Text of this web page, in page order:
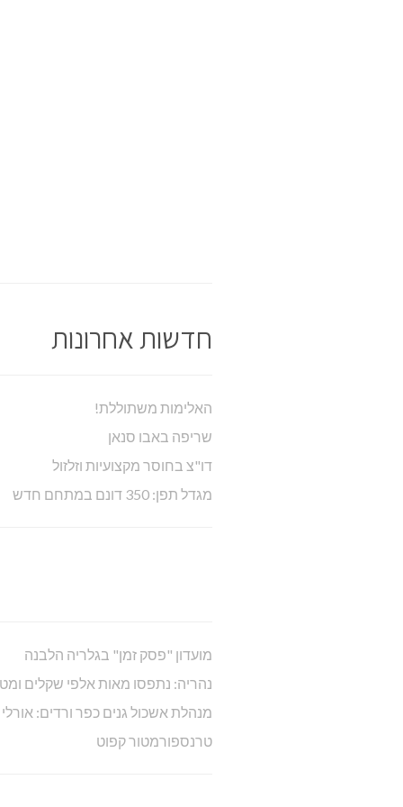
חדשות אחרונות
האלימות משתוללת!
שריפה באבו סנאן
דו"צ בחוסר מקצועיות וזלזול
מגדל תפן: 350 דונם במתחם חדש
מועדון "פסק זמן" בגלריה הלבנה
נהריה: נתפסו מאות אלפי שקלים
מנהלת אשכול גנים כפר ורדים:
טרנספורמטור קפוט